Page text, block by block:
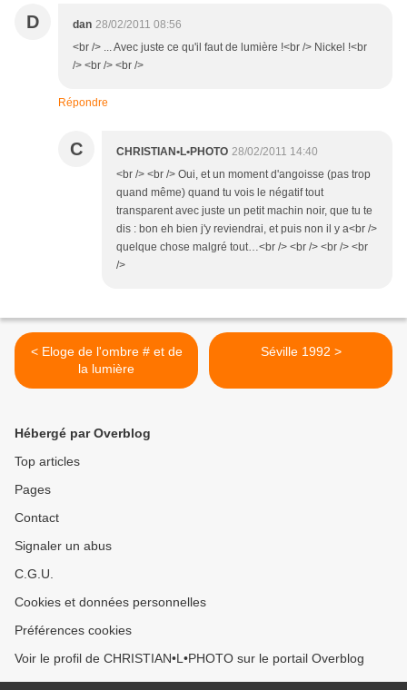
D dan 28/02/2011 08:56
<br /> ... Avec juste ce qu'il faut de lumière !<br /> Nickel !<br
/> <br /> <br />
Répondre
C CHRISTIAN•L•PHOTO 28/02/2011 14:40
<br /> <br /> Oui, et un moment d'angoisse (pas trop
quand même) quand tu vois le négatif tout
transparent avec juste un petit machin noir, que tu te
dis : bon eh bien j'y reviendrai, et puis non il y a<br />
quelque chose malgré tout…<br /> <br /> <br /> <br
/>
< Eloge de l'ombre # et de
la lumière
Séville 1992 >
Hébergé par Overblog
Top articles
Pages
Contact
Signaler un abus
C.G.U.
Cookies et données personnelles
Préférences cookies
Voir le profil de CHRISTIAN•L•PHOTO sur le portail Overblog